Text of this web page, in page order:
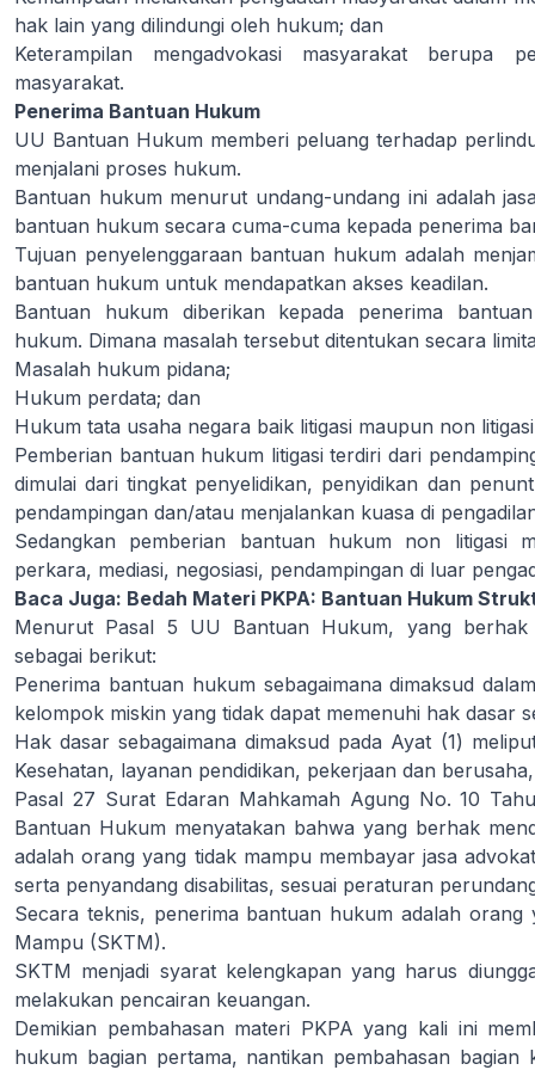
hak lain yang dilindungi oleh hukum; dan
Keterampilan mengadvokasi masyarakat berupa
masyarakat.
Penerima Bantuan Hukum
UU Bantuan Hukum memberi peluang terhadap
menjalani proses hukum.
Bantuan hukum menurut undang-undang ini adalah
bantuan hukum secara cuma-cuma kepada penerima
Tujuan penyelenggaraan bantuan hukum adalah
bantuan hukum untuk mendapatkan akses keadilan.
Bantuan hukum diberikan kepada penerima
hukum. Dimana masalah tersebut ditentukan secara
Masalah hukum pidana;
Hukum perdata; dan
Hukum tata usaha negara baik litigasi maupun non
Pemberian bantuan hukum litigasi terdiri dari
dimulai dari tingkat penyelidikan, penyidikan dan
pendampingan dan/atau menjalankan kuasa di
Sedangkan pemberian bantuan hukum non litigasi
perkara, mediasi, negosiasi, pendampingan di luar
Baca Juga: Bedah Materi PKPA: Bantuan Hukum
Menurut Pasal 5 UU Bantuan Hukum, yang
sebagai berikut:
Penerima bantuan hukum sebagaimana dimaksud
kelompok miskin yang tidak dapat memenuhi hak dasar
Hak dasar sebagaimana dimaksud pada Ayat (1)
Kesehatan, layanan pendidikan, pekerjaan dan
Pasal 27 Surat Edaran Mahkamah Agung No. 10
Bantuan Hukum menyatakan bahwa yang berhak
adalah orang yang tidak mampu membayar jasa
serta penyandang disabilitas, sesuai peraturan
Secara teknis, penerima bantuan hukum adalah orang
Mampu (SKTM).
SKTM menjadi syarat kelengkapan yang harus
melakukan pencairan keuangan.
Demikian pembahasan materi PKPA yang kali ini
hukum bagian pertama, nantikan pembahasan bagian